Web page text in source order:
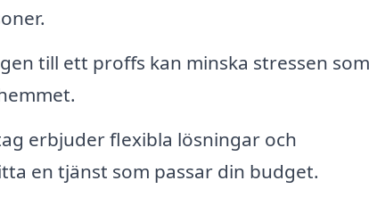
till ett proffs kan minska stressen
erbjuder flexibla lösningar och
en tjänst som passar din budget.